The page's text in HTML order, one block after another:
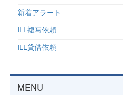
新着アラート
ILL複写依頼
ILL貸借依頼
MENU